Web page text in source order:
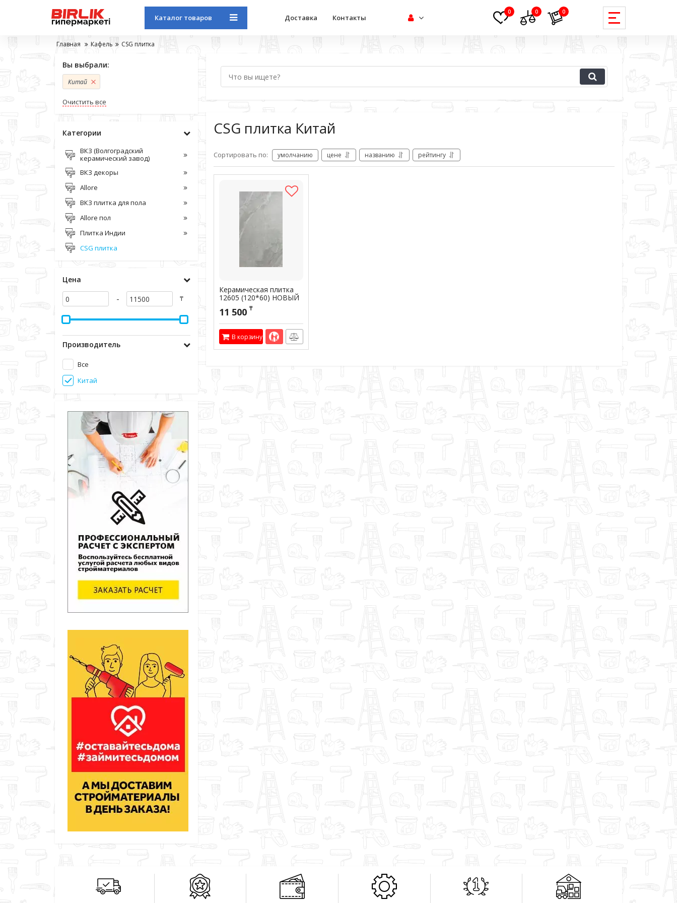
Каталог товаров Доставка Контакты
0 0 0
Главная Кафель CSG плитка
Вы выбрали:
Китай
Очистить все
Категории
ВКЗ (Волгоградский
керамический завод)
ВКЗ декоры
Allore
ВКЗ плитка для пола
Allore пол
Плитка Индии
CSG плитка
Цена
- ₸
Производитель
Все
Китай
CSG плитка Китай
Сортировать по: умолчанию цене названию рейтингу
Керамическая плитка
12605 (120*60) НОВЫЙ
Артикул: 301938
11 500 ₸
В корзину